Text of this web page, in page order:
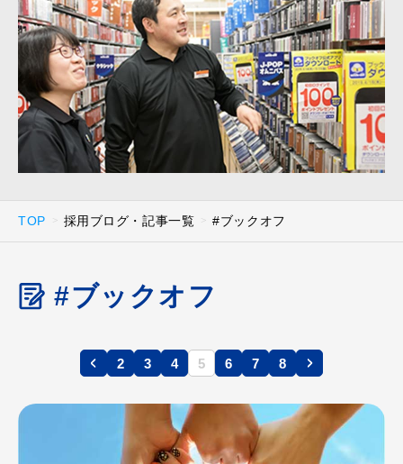
TOP 採用ブログ・記事一覧 #ブックオフ
#ブックオフ
2 3 4 5 6 7 8